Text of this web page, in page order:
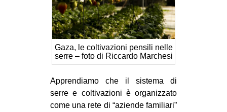
Gaza, le coltivazioni pensili nelle
serre – foto di Riccardo Marchesi
Apprendiamo che il sistema di
serre e coltivazioni è organizzato
come una rete di “aziende familiari”